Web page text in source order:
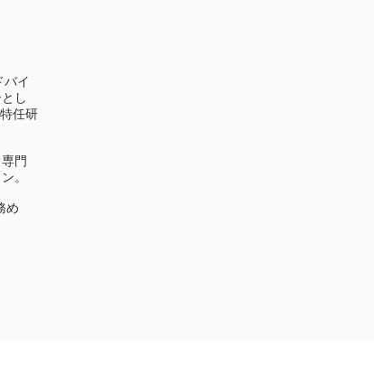
バイ
し
任研
門
。
め